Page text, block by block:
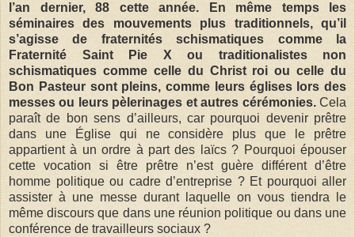
l’an dernier, 88 cette année. En même temps les
séminaires des mouvements plus traditionnels, qu’il
s’agisse de fraternités schismatiques comme la
Fraternité Saint Pie X ou traditionalistes non
schismatiques comme celle du Christ roi ou celle du
Bon Pasteur sont pleins, comme leurs églises lors des
messes ou leurs pèlerinages et autres cérémonies.Cela
paraît de bon sens d’ailleurs, car pourquoi devenir prêtre
dans une Église qui ne considère plus que le prêtre
appartient à un ordre à part des laïcs ? Pourquoi épouser
cette vocation si être prêtre n’est guère différent d’être
homme politique ou cadre d’entreprise ? Et pourquoi aller
assister à une messe durant laquelle on vous tiendra le
même discours que dans une réunion politique ou dans une
conférence de travailleurs sociaux ?